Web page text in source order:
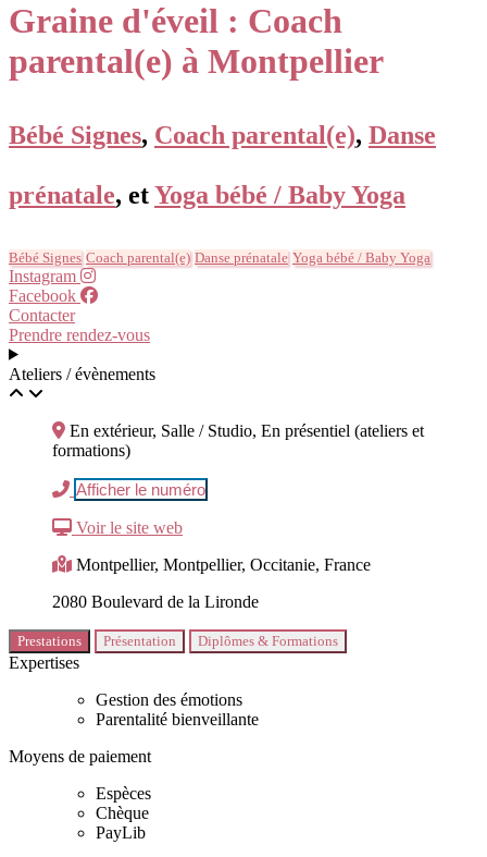
Graine d'éveil : Coach
parental(e) à Montpellier
Bébé Signes, Coach parental(e), Danse
prénatale, etYoga bébé / Baby Yoga
Bébé Signes Coach parental(e) Danse prénatale Yoga bébé / Baby Yoga
Instagram
Facebook
Contacter
Prendre rendez-vous
Ateliers / évènements
En extérieur, Salle / Studio, En présentiel (ateliers et
formations)
Afficher le numéro
Voir le site web
Montpellier, Montpellier, Occitanie, France
2080 Boulevard de la Lironde
Prestations Présentation Diplômes & Formations
Expertises
Gestion des émotions
Parentalité bienveillante
Moyens de paiement
Espèces
Chèque
PayLib